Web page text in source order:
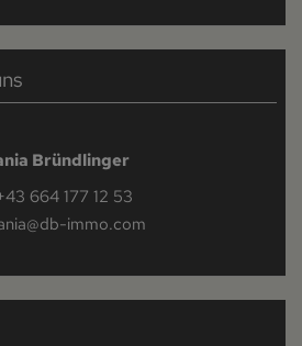
Bründlinger
664 177 12 53
immo.com